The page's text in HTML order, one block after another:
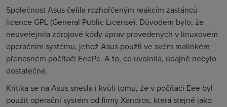
Společnost Asus čelila rozhořčeným reakcím zastánců
licence GPL (General Public License). Důvodem bylo, že
neuveřejnila zdrojové kódy úprav provedených v linuxovém
operačním systému, jehož Asus použil ve svém malinkém
přenosném počítači EeePc. A to, co uvolnila, údajně nebylo
dostatečné.
Kritika se na Asus snesla i kvůli tomu, že v počítači Eee byl
použit operační systém od firmy Xandros, která stejně jako